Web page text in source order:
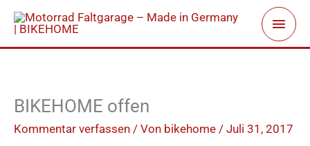
Zum
Inhalt
springen
BIKEHOME offen
Kommentar verfassen / Von bikehome / Juli 31, 2017